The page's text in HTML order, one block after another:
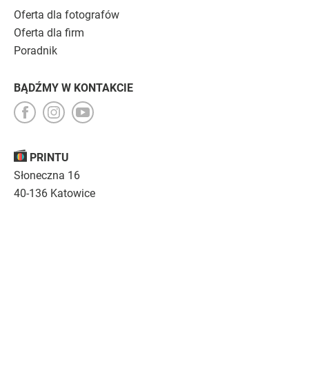
PRINTU
Słoneczna 16
40-136 Katowice
Oferta dla fotografów
Oferta dla firm
Poradnik
BĄDŹMY W KONTAKCIE